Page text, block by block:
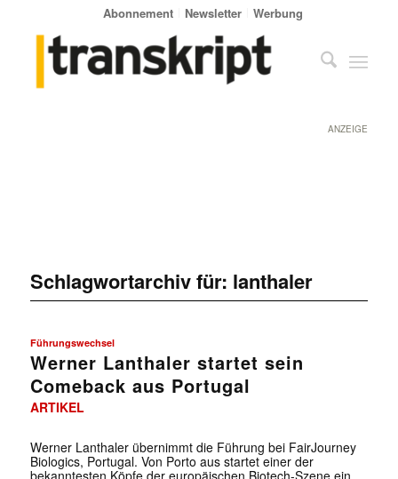
Abonnement Newsletter Werbung
ANZEIGE
Schlagwortarchiv für: lanthaler
Führungswechsel
Werner Lanthaler startet sein
Comeback aus Portugal
ARTIKEL
Werner Lanthaler übernimmt die Führung bei FairJourney
Biologics, Portugal. Von Porto aus startet einer der
bekanntesten Köpfe der europäischen Biotech-Szene ein